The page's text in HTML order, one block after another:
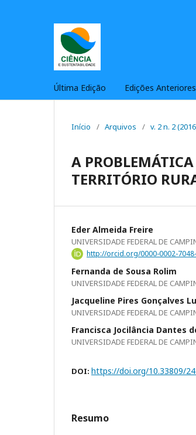
Última Edição Edições Anteriores
Início / Arquivos / v. 2 n. 2
A
TERRITÓRIO
Eder Almeida Freire
UNIVERSIDADE FEDERAL DE
http://orcid.org/0000-0002-
Fernanda de Sousa Rolim
UNIVERSIDADE FEDERAL DE
Jacqueline Pires Gonçalves
UNIVERSIDADE FEDERAL DE
Francisca Jocilância Dantes
UNIVERSIDADE FEDERAL DE
DOI: https://doi.org/10.33809/
Resumo